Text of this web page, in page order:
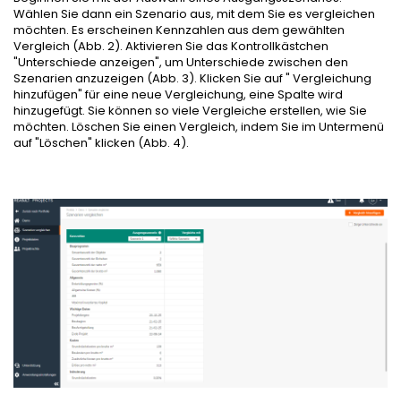
Wählen Sie dann ein Szenario aus, mit dem Sie es vergleichen
möchten. Es erscheinen Kennzahlen aus dem gewählten
Vergleich (Abb. 2). Aktivieren Sie das Kontrollkästchen
"Unterschiede anzeigen", um Unterschiede zwischen den
Szenarien anzuzeigen (Abb. 3). Klicken Sie auf " Vergleichung
hinzufügen" für eine neue Vergleichung, eine Spalte wird
hinzugefügt. Sie können so viele Vergleiche erstellen, wie Sie
möchten. Löschen Sie einen Vergleich, indem Sie im Untermenü
auf "Löschen" klicken (Abb. 4).